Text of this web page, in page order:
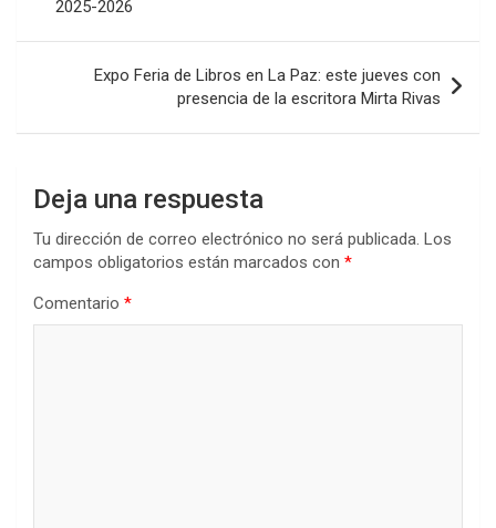
o
k
p
entradas
2025-2026
Expo Feria de Libros en La Paz: este jueves con
presencia de la escritora Mirta Rivas
Deja una respuesta
Tu dirección de correo electrónico no será publicada. Los
campos obligatorios están marcados con *
Comentario *